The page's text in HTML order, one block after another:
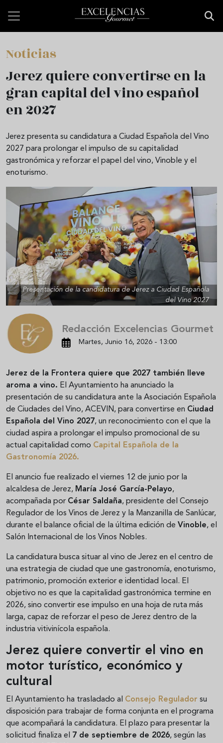
Noticias
Jerez quiere convertirse en la
gran capital del vino español
en 2027
Jerez presenta su candidatura a Ciudad Española del Vino
2027 para prolongar el impulso de su capitalidad
gastronómica y reforzar el papel del vino, Vinoble y el
enoturismo.
Presentación de la candidatura de Jerez a Ciudad Española
del Vino 2027
Redacción Excelencias Gourmet
Martes, Junio 16, 2026 - 13:00
Jerez de la Frontera quiere que 2027 también lleve
aroma a vino. El Ayuntamiento ha anunciado la
presentación de su candidatura ante la Asociación Española
de Ciudades del Vino, ACEVIN, para convertirse en Ciudad
Española del Vino 2027, un reconocimiento con el que la
ciudad aspira a prolongar el impulso promocional de su
actual capitalidad como Capital Española de la
Gastronomía 2026.
El anuncio fue realizado el viernes 12 de junio por la
alcaldesa de Jerez, María José García-Pelayo,
acompañada por César Saldaña, presidente del Consejo
Regulador de los Vinos de Jerez y la Manzanilla de Sanlúcar,
durante el balance oficial de la última edición de Vinoble, el
Salón Internacional de los Vinos Nobles.
La candidatura busca situar al vino de Jerez en el centro de
una estrategia de ciudad que une gastronomía, enoturismo,
patrimonio, promoción exterior e identidad local. El
objetivo no es que la capitalidad gastronómica termine en
2026, sino convertir ese impulso en una hoja de ruta más
larga, capaz de reforzar el peso de Jerez dentro de la
industria vitivinícola española.
Jerez quiere convertir el vino en
motor turístico, económico y
cultural
El Ayuntamiento ha trasladado al Consejo Regulador su
disposición para trabajar de forma conjunta en el programa
que acompañará la candidatura. El plazo para presentar la
solicitud finaliza el 7 de septiembre de 2026, según las